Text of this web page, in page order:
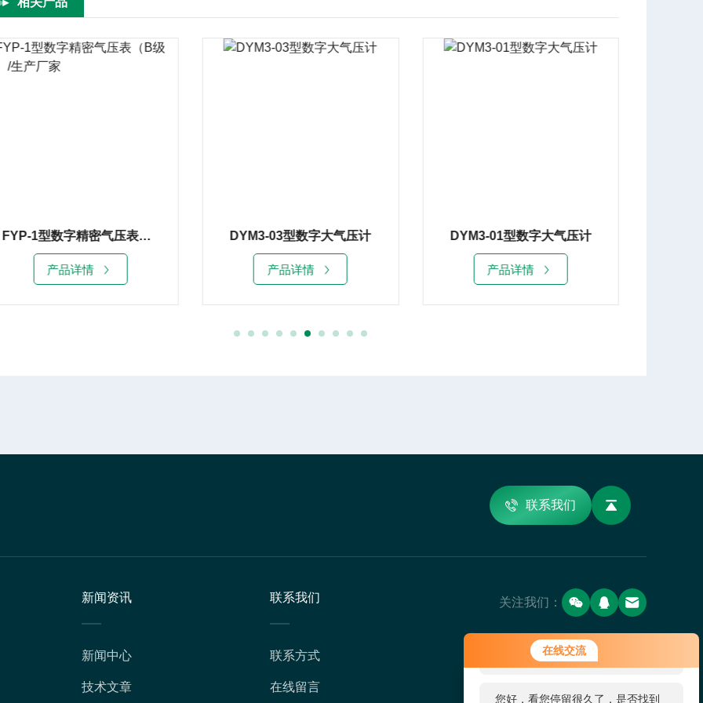
在线交流
您好！欢迎前来咨询，很高兴为您
服务，请问您要咨询什么问题呢？
您好，看您停留很久了，是否找到
FYP-1型数字精密气压表（B级表）/生产厂家
产品详情
DYM3-03型数字大气压计
产品详情
DYM3-01型数字大气压计
产品详情
联系我们
新闻资讯
新闻中心
技术文章
联系我们
联系方式
在线留言
关注我们：